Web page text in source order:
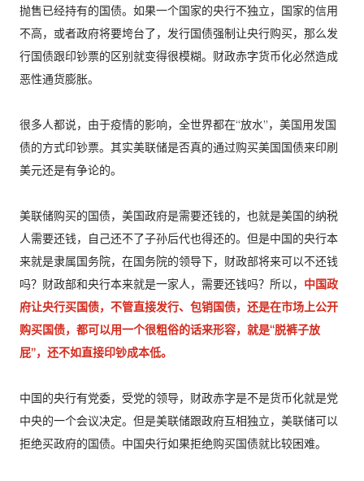
抛售已经持有的国债。如果一个国家的央行不独立，国家的信用
不高，或者政府将要垮台了，发行国债强制让央行购买，那么发
行国债跟印钞票的区别就变得很模糊。财政赤字货币化必然造成
恶性通货膨胀。
很多人都说，由于疫情的影响，全世界都在“放水”，美国用发国
债的方式印钞票。其实美联储是否真的通过购买美国国债来印刷
美元还是有争论的。
美联储购买的国债，美国政府是需要还钱的，也就是美国的纳税
人需要还钱，自己还不了子孙后代也得还的。但是中国的央行本
来就是隶属国务院，在国务院的领导下，财政部将来可以不还钱
吗？财政部和央行本来就是一家人，需要还钱吗？所以， 中国政
府让央行买国债，不管直接发行、包销国债，还是在市场上公开
购买国债，都可以用一个很粗俗的话来形容，就是“脱裤子放
屁”，还不如直接印钞成本低。
中国的央行有党委，受党的领导，财政赤字是不是货币化就是党
中央的一个会议决定。但是美联储跟政府互相独立，美联储可以
拒绝买政府的国债。中国央行如果拒绝购买国债就比较困难。